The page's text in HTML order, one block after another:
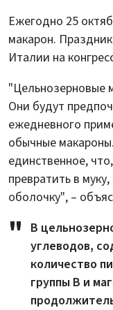
Ежегодно 25
макарон.
Италии на
"Цельнозерновые
Они будут
ежедневного
обычные
единственное,
превратить в
оболочку", –
В
углеводов,
количество
группы В и